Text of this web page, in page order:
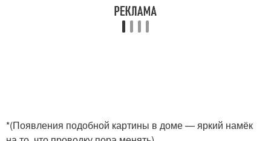
*(Появления подобной картины в доме — яркий намёк